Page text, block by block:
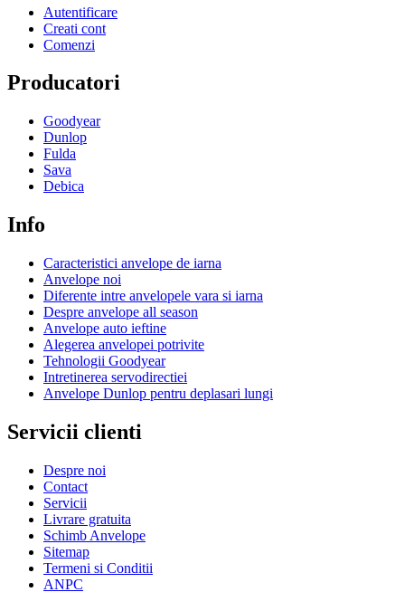
Autentificare
Creati cont
Comenzi
Producatori
Goodyear
Dunlop
Fulda
Sava
Debica
Info
Caracteristici anvelope de iarna
Anvelope noi
Diferente intre anvelopele vara si iarna
Despre anvelope all season
Anvelope auto ieftine
Alegerea anvelopei potrivite
Tehnologii Goodyear
Intretinerea servodirectiei
Anvelope Dunlop pentru deplasari lungi
Servicii clienti
Despre noi
Contact
Servicii
Livrare gratuita
Schimb Anvelope
Sitemap
Termeni si Conditii
ANPC